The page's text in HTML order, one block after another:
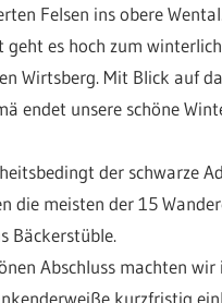
Felsen ins obere
geht es hoch zum
Wirtsberg. Mit Blick auf
endet unsere schöne
der schwarze
die meisten der 15
Bäckerstüble.
Abschluss machten
kurzfristig